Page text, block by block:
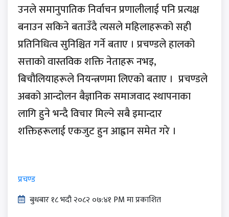
उनले समानुपातिक निर्वाचन प्रणालीलाई पनि प्रत्यक्ष
बनाउन सकिने बताउँदै त्यसले महिलाहरूको सही
प्रतिनिधित्व सुनिश्चित गर्ने बताए । प्रचण्डले हालको
सत्ताको वास्तविक शक्ति नेताहरू नभइ,
बिचौलियाहरूले नियन्त्रणमा लिएको बताए । प्रचण्डले
अबको आन्दोलन बैज्ञानिक समाजवाद स्थापनाका
लागि हुने भन्दै विचार मिल्ने सबै इमान्दार
शक्तिहरूलाई एकजुट हुन आह्वान समेत गरे ।
प्रचण्ड
बुधबार १८ भदौ २०८२ ०७:४१ PM मा प्रकाशित